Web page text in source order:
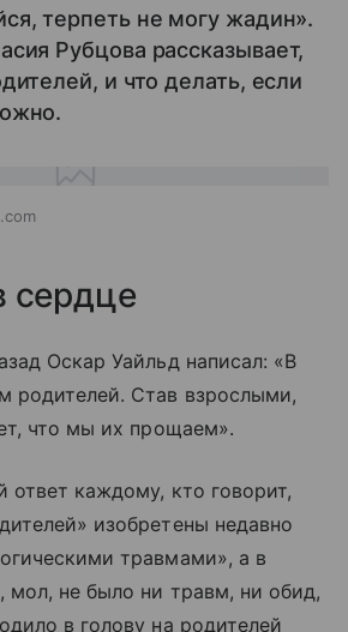
терпеть не могу жадин».
Рубцова рассказывает,
и что делать, если
сердце
Оскар Уайльд написал: «В
родителей. Став взрослыми,
что мы их прощаем».
ответ каждому, кто говорит,
изобретены недавно
травмами», а в
мол, не было ни травм, ни обид,
в голову на родителей